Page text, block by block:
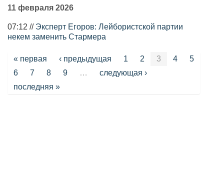
11 февраля 2026
07:12 // Эксперт Егоров: Лейбористской партии
некем заменить Стармера
Страницы
« первая ‹ предыдущая 1 2 3 4
5
6
7 8 9 …
следующая ›
последняя »